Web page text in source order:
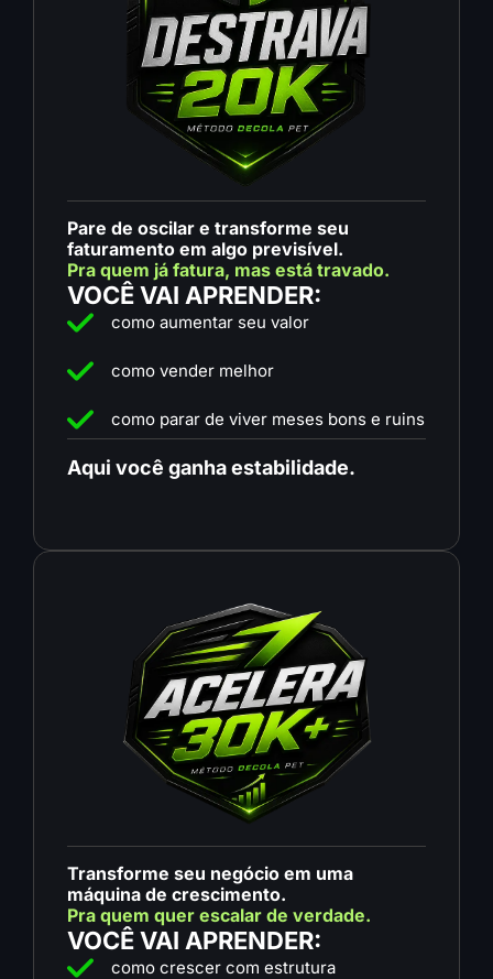
Pare de oscilar e transforme seu
faturamento em algo previsível.
Pra quem já fatura, mas está travado.
VOCÊ VAI APRENDER:
como aumentar seu valor
como vender melhor
como parar de viver meses bons e ruins
Aqui você ganha estabilidade.
Transforme seu negócio em uma
máquina de crescimento.
Pra quem quer escalar de verdade.
VOCÊ VAI APRENDER:
como crescer com estrutura